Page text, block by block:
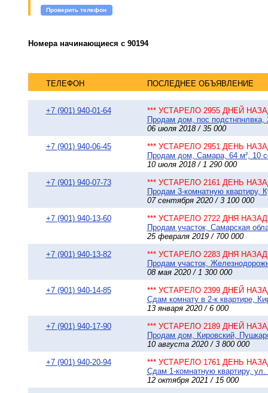
Проверить телефон
Номера начинающиеся с 90194
ТЕЛЕФОН ПОСЛЕДНЕЕ ОБЪЯВЛЕНИЕ
+7 (901) 940-01-64
*** УСТАРЕЛО 2955 ДНЕЙ
Продам дом, пос подстнпнлвка,
06 июля 2018 / 35 000
+7 (901) 940-06-45
*** УСТАРЕЛО 2951 ДЕНЬ
Продам дом, Самара, 64 м², 10
10 июля 2018 / 1 290 000
+7 (901) 940-07-73
*** УСТАРЕЛО 2161 ДЕНЬ
Продам 3-комнатную квартиру,
07 сентября 2020 / 3 100 000
+7 (901) 940-13-60
*** УСТАРЕЛО 2722 ДНЯ НАЗАД
Продам участок, Самарская
25 февраля 2019 / 700 000
+7 (901) 940-13-82
*** УСТАРЕЛО 2283 ДНЯ НАЗАД
Продам участок,
08 мая 2020 / 1 300 000
+7 (901) 940-14-85
*** УСТАРЕЛО 2399 ДНЕЙ
Сдам комнату в 2-к квартире,
13 января 2020 / 6 000
+7 (901) 940-17-90
*** УСТАРЕЛО 2189 ДНЕЙ
Продам дом, Кировский,
10 августа 2020 / 3 800 000
+7 (901) 940-20-94
*** УСТАРЕЛО 1761 ДЕНЬ
Сдам 1-комнатную квартиру,
12 октября 2021 / 15 000